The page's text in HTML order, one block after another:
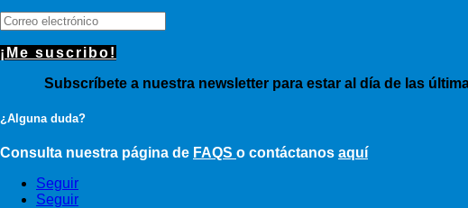
¡Me suscribo!
Subscríbete a nuestra newsletter para estar al día de las
¿Alguna duda?
Consulta nuestra página de FAQS o contáctanos aquí
Seguir
Seguir